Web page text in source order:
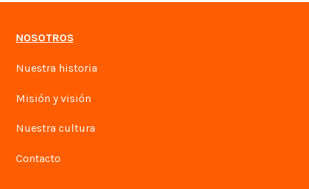
NOSOTROS
Nuestra historia
Misión y visión
Nuestra cultura
Contacto